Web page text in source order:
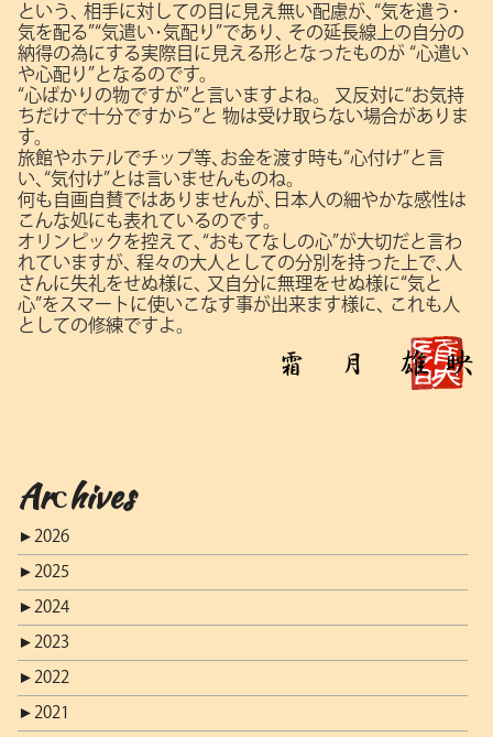
という､
相手に対しての目に見え無い配慮が､“気を遣う･
気を配る”“気遣い･気配り”であり､
その延長線上の自分の
納得の為にする実際目に見える形となったものが “心遣い
や心配り”となるのです。
“心ばかりの物ですが”と言いますよね。
又反対に“お気持
ちだけで十分ですから”と 物は受け取らない場合がありま
す。
旅館やホテルでチップ等､お金を渡す時も“心付け”と言
い､“気付け”とは言いませんものね。
何も自画自賛ではありませんが､日本人の細やかな感性は
こんな処にも表れているのです。
オリンピックを控えて､“おもてなしの心”が大切だと言わ
れていますが､
程々の大人としての分別を持った上で､人
さんに失礼をせぬ様に､
又自分に無理をせぬ様に“気と
心”をスマートに使いこなす事が出来ます様に､
これも人
としての修練ですよ。
Archives
► 2026
► 2025
► 2024
► 2023
► 2022
► 2021